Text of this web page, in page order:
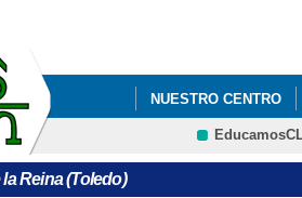
NUESTRO CENTRO
Reina (Toledo)